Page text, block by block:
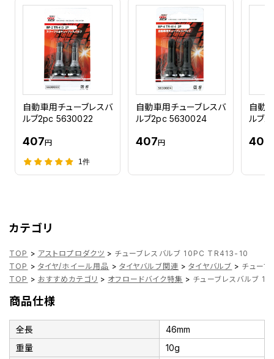
自動車用チューブレスバ
ルブ2pc 5630022
407円
1件
自動車用チューブレスバ
ルブ2pc 5630024
407円
自動
ルブ
407
カテゴリ
TOP > アストロプロダクツ > チューブレスバルブ 10PC TR413-10
TOP > タイヤ/ホイール用品 > タイヤバルブ関連 > タイヤバルブ > チュー
TOP > おすすめカテゴリ > オフロードバイク特集 > チューブレスバルブ
商品仕様
全長
46mm
重量
10g